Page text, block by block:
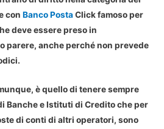
con Banco PostaClick famoso per
deve essere preso in
parere, anche perché non prevede
è quello di tenere sempre
Banche e Istituti di Credito che per
di conti di altri operatori, sono